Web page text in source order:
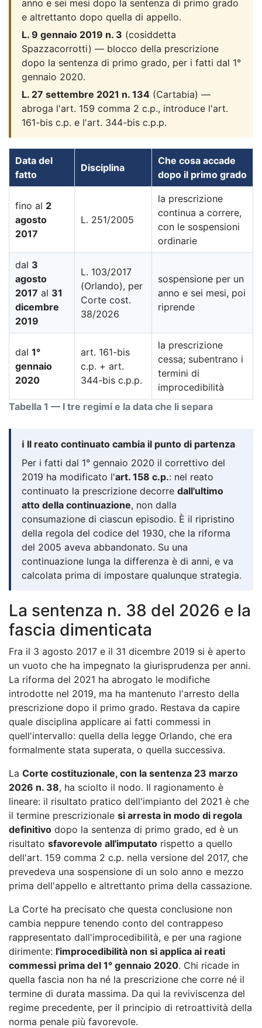
anno e sei mesi dopo la sentenza di primo grado
e altrettanto dopo quella di appello.
L. 9 gennaio 2019 n. 3 (cosiddetta
Spazzacorrotti) — blocco della prescrizione
dopo la sentenza di primo grado, per i fatti dal 1°
gennaio 2020.
L. 27 settembre 2021 n. 134 (Cartabia) —
abroga l'art. 159 comma 2 c.p., introduce l'art.
161-bis c.p. e l'art. 344-bis c.p.p.
Tabella 1 — I tre regimi e la data che li separa
Data del
fatto
Disciplina
Che cosa accade
dopo il primo grado
fino al 2
agosto
2017
L. 251/2005
la prescrizione
continua a correre,
con le sospensioni
ordinarie
dal 3
agosto
2017 al 31
dicembre
2019
L. 103/2017
(Orlando), per
Corte cost.
38/2026
sospensione per un
anno e sei mesi, poi
riprende
dal 1°
gennaio
2020
art. 161-bis
c.p. + art.
344-bis c.p.p.
la prescrizione
cessa; subentrano i
termini di
improcedibilità
ℹ️ Il reato continuato cambia il punto di partenza
Per i fatti dal 1° gennaio 2020 il correttivo del
2019 ha modificato l'art. 158 c.p.: nel reato
continuato la prescrizione decorre dall'ultimo
atto della continuazione, non dalla
consumazione di ciascun episodio. È il ripristino
della regola del codice del 1930, che la riforma
del 2005 aveva abbandonato. Su una
continuazione lunga la differenza è di anni, e va
calcolata prima di impostare qualunque strategia.
La sentenza n. 38 del 2026 e la
fascia dimenticata
Fra il 3 agosto 2017 e il 31 dicembre 2019 si è aperto
un vuoto che ha impegnato la giurisprudenza per anni.
La riforma del 2021 ha abrogato le modifiche
introdotte nel 2019, ma ha mantenuto l'arresto della
prescrizione dopo il primo grado. Restava da capire
quale disciplina applicare ai fatti commessi in
quell'intervallo: quella della legge Orlando, che era
formalmente stata superata, o quella successiva.
La Corte costituzionale, con la sentenza 23 marzo
2026 n. 38, ha sciolto il nodo. Il ragionamento è
lineare: il risultato pratico dell'impianto del 2021 è che
il termine prescrizionale si arresta in modo di regola
definitivo dopo la sentenza di primo grado, ed è un
risultato sfavorevole all'imputato rispetto a quello
dell'art. 159 comma 2 c.p. nella versione del 2017, che
prevedeva una sospensione di un solo anno e mezzo
prima dell'appello e altrettanto prima della cassazione.
La Corte ha precisato che questa conclusione non
cambia neppure tenendo conto del contrappeso
rappresentato dall'improcedibilità, e per una ragione
dirimente: l'improcedibilità non si applica ai reati
commessi prima del 1° gennaio 2020. Chi ricade in
quella fascia non ha né la prescrizione che corre né il
termine di durata massima. Da qui la reviviscenza del
regime precedente, per il principio di retroattività della
norma penale più favorevole.